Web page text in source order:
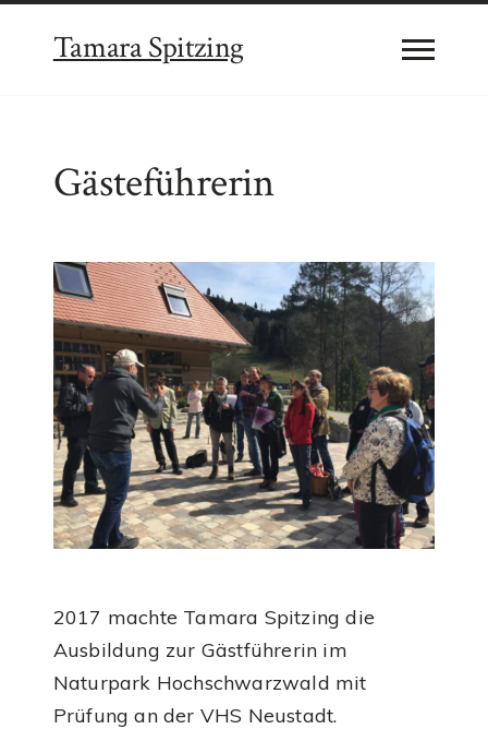
Tamara Spitzing
Gästeführerin
2017 machte Tamara Spitzing die
Ausbildung zur Gästführerin im
Naturpark Hochschwarzwald mit
Prüfung an der VHS Neustadt.